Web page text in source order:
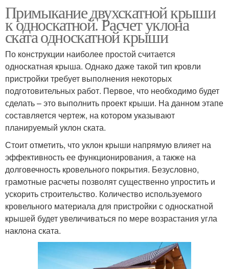
Примыкание двухскатной крыши
к односкатной. Расчет уклона
ската односкатной крыши
По конструкции наиболее простой считается
односкатная крыша. Однако даже такой тип кровли
пристройки требует выполнения некоторых
подготовительных работ. Первое, что необходимо будет
сделать – это выполнить проект крыши. На данном этапе
составляется чертеж, на котором указывают
планируемый уклон ската.
Стоит отметить, что уклон крыши напрямую влияет на
эффективность ее функционирования, а также на
долговечность кровельного покрытия. Безусловно,
грамотные расчеты позволят существенно упростить и
ускорить строительство. Количество используемого
кровельного материала для пристройки с односкатной
крышей будет увеличиваться по мере возрастания угла
наклона ската.